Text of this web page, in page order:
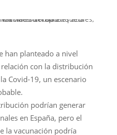
han planteado a nivel
con la distribución
Covid-19, un escenario
podrían generar
en España, pero el
la vacunación podría